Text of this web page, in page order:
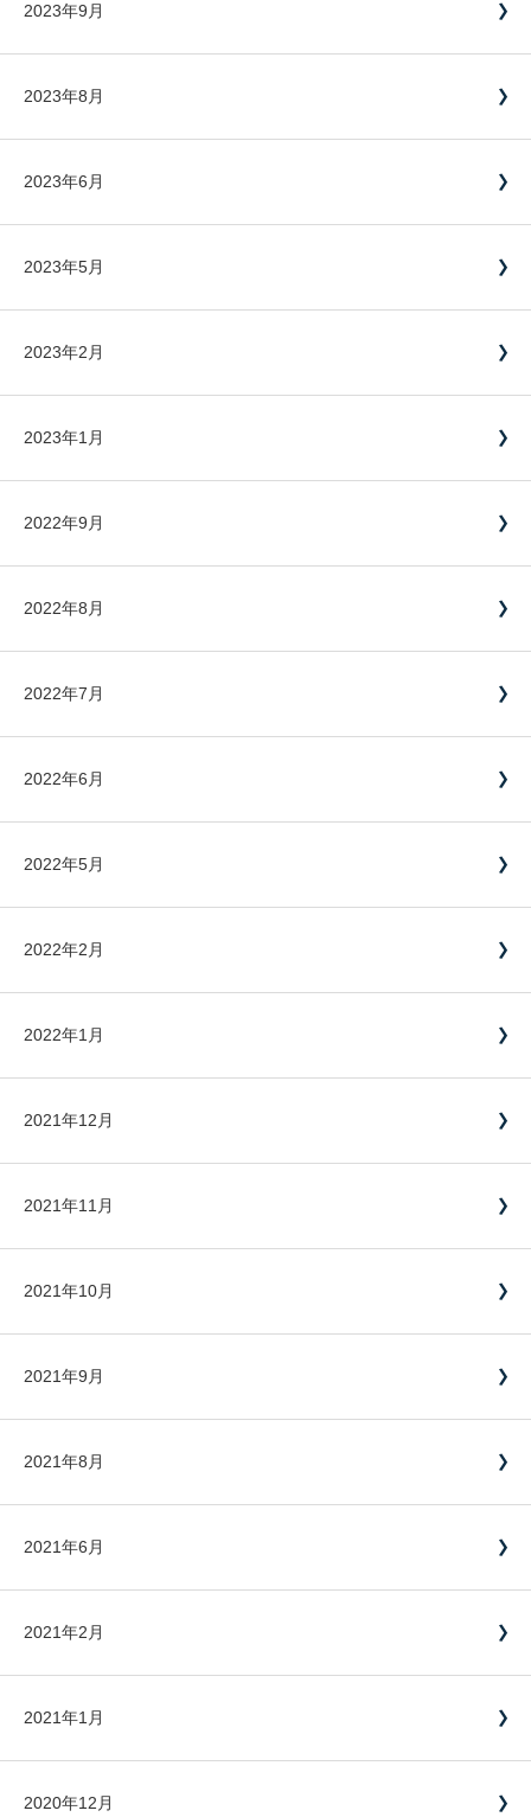
2023年9月
2023年8月
2023年6月
2023年5月
2023年2月
2023年1月
2022年9月
2022年8月
2022年7月
2022年6月
2022年5月
2022年2月
2022年1月
2021年12月
2021年11月
2021年10月
2021年9月
2021年8月
2021年6月
2021年2月
2021年1月
2020年12月